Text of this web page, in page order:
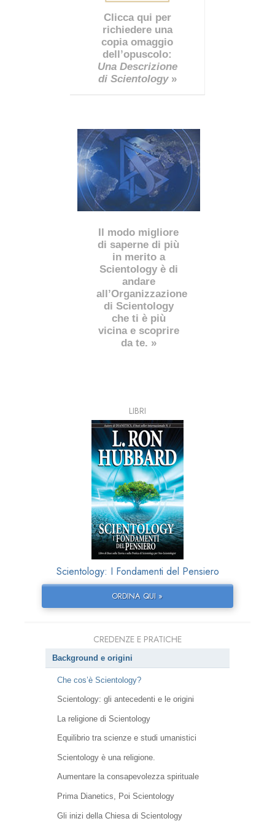
Clicca qui per
richiedere una
copia omaggio
dell’opuscolo:
Una Descrizione
di Scientology»
Il modo migliore
di saperne di più
in merito a
Scientology è di
andare
all’Organizzazione
di Scientology
che ti è più
vicina e scoprire
da te. »
LIBRI
Scientology: I Fondamenti del Pensiero
ORDINA QUI »
CREDENZE E PRATICHE
Background e origini
Che cos’è Scientology?
Scientology: gli antecedenti e le origini
La religione di Scientology
Equilibrio tra scienze e studi umanistici
Scientology è una religione.
Aumentare la consapevolezza spirituale
Prima Dianetics, Poi Scientology
Gli inizi della Chiesa di Scientology